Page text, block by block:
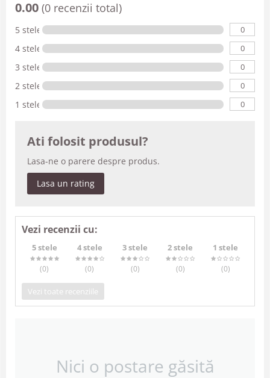
0.00 (0 recenzii total)
5 stele 0
4 stele 0
3 stele 0
2 stele 0
1 stele 0
Ati folosit produsul?
Lasa-ne o parere despre produs.
Lasa un rating
Vezi recenzii cu:
5 stele
(0)
4 stele
(0)
3 stele
(0)
2 stele
(0)
1 stele
(0)
Vezi toate recenziile
Nici o postare găsită